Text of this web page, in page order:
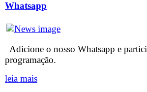
Whatsapp
Adicione o nosso Whatsapp e
programação.
leia mais